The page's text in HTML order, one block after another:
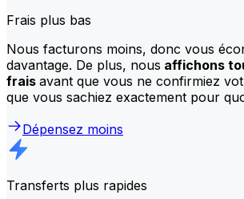
Frais plus bas
Nous facturons moins, donc vous
davantage. De plus, nous affichons
frais avant que vous ne confirmiez
que vous sachiez exactement pour
Dépensez moins
Transferts plus rapides